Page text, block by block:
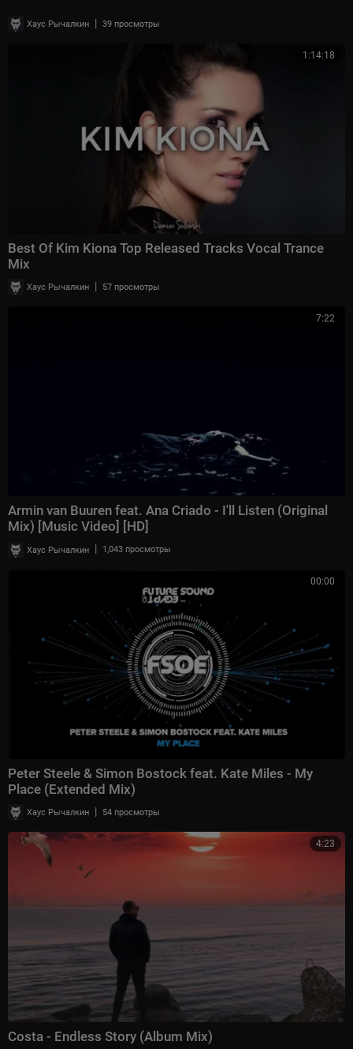
Хаус Рычалкин | 39 просмотры
1:14:18
Best Of Kim Kiona Top Released Tracks Vocal Trance
Mix
Хаус Рычалкин | 57 просмотры
7:22
⁣Armin van Buuren feat. Ana Criado - I'll Listen (Original
Mix) [Music Video] [HD]
Хаус Рычалкин | 1,043 просмотры
00:00
Peter Steele & Simon Bostock feat. Kate Miles - My
Place (Extended Mix)
Хаус Рычалкин | 54 просмотры
4:23
Costa - Endless Story (Album Mix)